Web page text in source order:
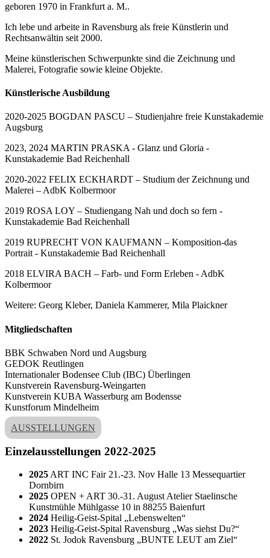
geboren 1970 in Frankfurt a. M..
Ich lebe und arbeite in Ravensburg als freie Künstlerin und
Rechtsanwältin seit 2000.
Meine künstlerischen Schwerpunkte sind die Zeichnung und
Malerei, Fotografie sowie kleine Objekte.
Künstlerische Ausbildung
2020-2025 BOGDAN PASCU – Studienjahre freie Kunstakademie
Augsburg
2023, 2024 MARTIN PRASKA - Glanz und Gloria -
Kunstakademie Bad Reichenhall
2020-2022 FELIX ECKHARDT – Studium der Zeichnung und
Malerei – AdbK Kolbermoor
2019 ROSA LOY – Studiengang Nah und doch so fern -
Kunstakademie Bad Reichenhall
2019 RUPRECHT VON KAUFMANN – Komposition-das
Portrait - Kunstakademie Bad Reichenhall
2018 ELVIRA BACH – Farb- und Form Erleben - AdbK
Kolbermoor
Weitere: Georg Kleber, Daniela Kammerer, Mila Plaickner
Mitgliedschaften
BBK Schwaben Nord und Augsburg
GEDOK Reutlingen
Internationaler Bodensee Club (IBC) Überlingen
Kunstverein Ravensburg-Weingarten
Kunstverein KUBA Wasserburg am Bodensse
Kunstforum Mindelheim
AUSSTELLUNGEN
Einzelausstellungen 2022-2025
2025 ART INC Fair 21.-23. Nov Halle 13 Messequartier
Dornbirn
2025 OPEN + ART 30.-31. August Atelier Staelinsche
Kunstmühle Mühlgasse 10 in 88255 Baienfurt
2024 Heilig-Geist-Spital „Lebenswelten“
2023 Heilig-Geist-Spital Ravensburg „Was siehst Du?“
2022 St. Jodok Ravensburg „BUNTE LEUT am Ziel“